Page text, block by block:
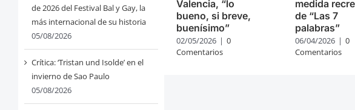
de 2026 del Festival Bal y Gay, la
más internacional de su historia
05/08/2026
Crítica: ‘Tristan und Isolde’ en el
invierno de Sao Paulo
05/08/2026
Valencia, “lo
bueno, si breve,
buenísimo”
02/05/2026 | 0
Comentarios
medida
de “Las 7
palabras”
06/04/2026 | 0
Comentarios